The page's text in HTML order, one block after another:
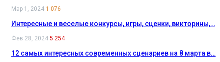
Мар 1, 2024 1 076
Интересные и веселые конкурсы, игры, сценки, викторины,…
Фев 28, 2024 5 254
12 самых интересных современных сценариев на 8 марта в…